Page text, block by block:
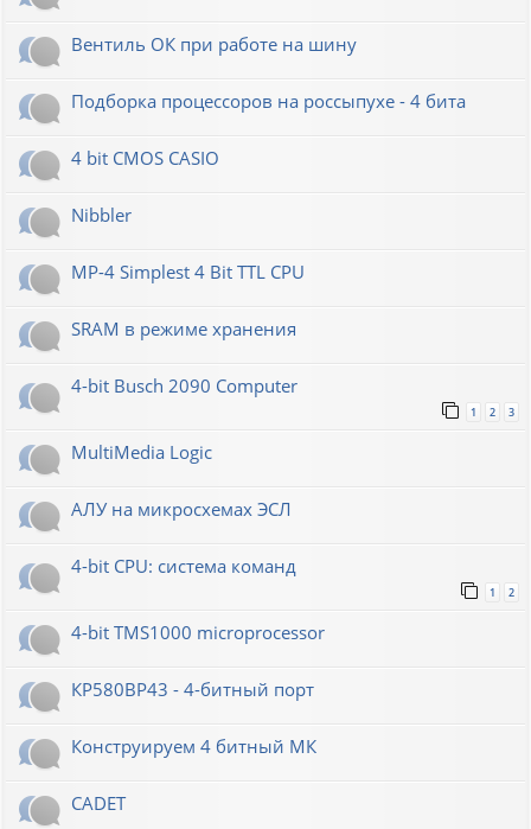
Вентиль ОК при работе на шину
Подборка процессоров на россыпухе - 4 бита
4 bit CMOS CASIO
Nibbler
MP-4 Simplest 4 Bit TTL CPU
SRAM в режиме хранения
4-bit Busch 2090 Computer
1 2 3
MultiMedia Logic
АЛУ на микросхемах ЭСЛ
4-bit CPU: система команд
1 2
4-bit TMS1000 microprocessor
КР580ВР43 - 4-битный порт
Конструируем 4 битный МК
CADET